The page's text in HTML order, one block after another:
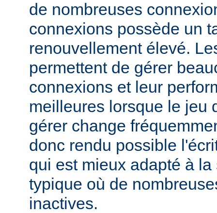
de nombreuses
connexions possède un
renouvellement élevé.
permettent de gérer
connexions et leur
meilleures lorsque le jeu
gérer change
donc rendu possible
qui est mieux adapté à
typique où de
inactives.